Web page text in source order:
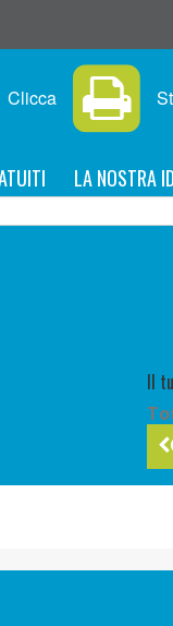
Clicca
LA NOSTRA
Il